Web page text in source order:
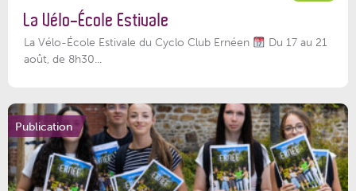
La Vélo-École Estivale
La Vélo-École Estivale du Cyclo Club Ernéen
Du 17 au 21
août, de 8h30...
Publication